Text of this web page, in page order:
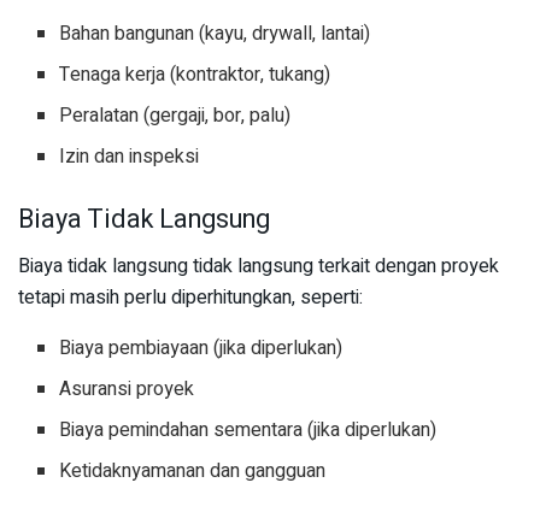
Bahan bangunan (kayu, drywall, lantai)
Tenaga kerja (kontraktor, tukang)
Peralatan (gergaji, bor, palu)
Izin dan inspeksi
Biaya Tidak Langsung
Biaya tidak langsung tidak langsung terkait dengan proyek
tetapi masih perlu diperhitungkan, seperti:
Biaya pembiayaan (jika diperlukan)
Asuransi proyek
Biaya pemindahan sementara (jika diperlukan)
Ketidaknyamanan dan gangguan